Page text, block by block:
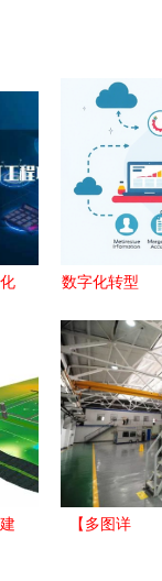
数字化转型
程资料管理
信息化实现
路径与策略
【多图详